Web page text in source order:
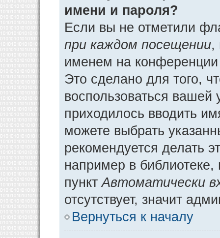
имени и пароля?
Если вы не отметили
при каждом посещении,
именем на конференции
Это сделано для того,
воспользоваться
приходилось вводить
можете выбрать
рекомендуется делать
например в библиотеке,
пунктАвтоматически
отсутствует, значит
Вернуться к началу